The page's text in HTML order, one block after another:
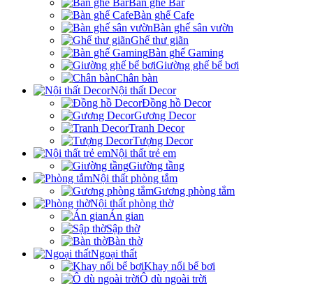
Bàn ghế Bar
Bàn ghế Cafe
Bàn ghế sân vườn
Ghế thư giãn
Bàn ghế Gaming
Giường ghế bể bơi
Chân bàn
Nội thất Decor
Đồng hồ Decor
Gương Decor
Tranh Decor
Tượng Decor
Nội thất trẻ em
Giường tầng
Nội thất phòng tắm
Gương phòng tắm
Nội thất phòng thờ
Án gian
Sập thờ
Bàn thờ
Ngoại thất
Khay nổi bể bơi
Ô dù ngoài trời